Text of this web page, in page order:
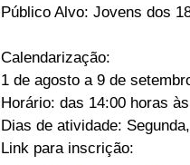
Público Alvo: Jovens dos
Calendarização:
1 de agosto a 9 de
Horário: das 14:00 horas
Dias de atividade:
Link para inscrição: